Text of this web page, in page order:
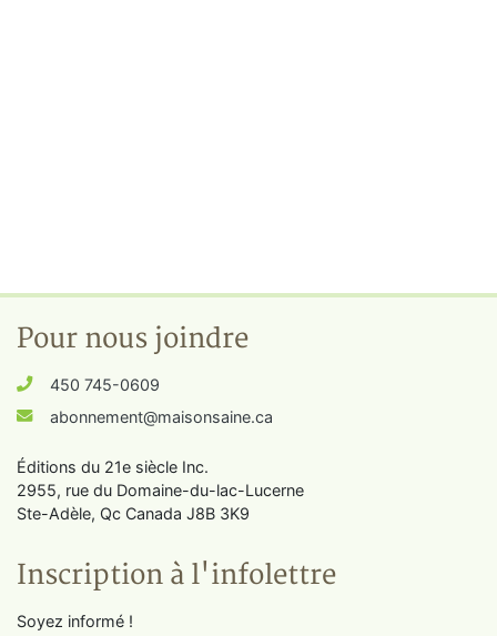
Pour nous joindre
450 745-0609
abonnement@maisonsaine.ca
Éditions du 21e siècle Inc.
2955, rue du Domaine-du-lac-Lucerne
Ste-Adèle, Qc Canada J8B 3K9
Inscription à l'infolettre
Soyez informé !